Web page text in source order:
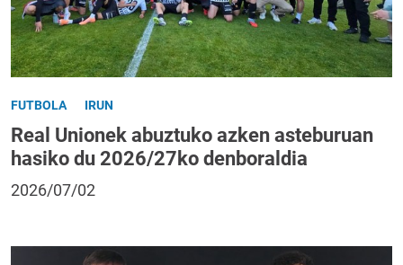
FUTBOLA IRUN
Real Unionek abuztuko azken asteburuan
hasiko du 2026/27ko denboraldia
2026/07/02